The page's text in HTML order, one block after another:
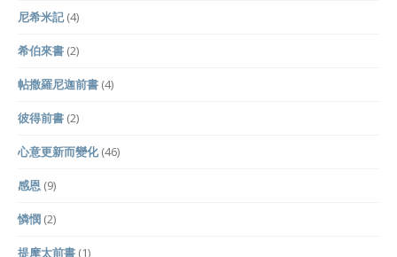
尼希米記(4)
希伯來書 (2)
帖撒羅尼迦前書 (4)
彼得前書 (2)
心意更新而變化(46)
感恩 (9)
憐憫 (2)
提摩太前書 (1)